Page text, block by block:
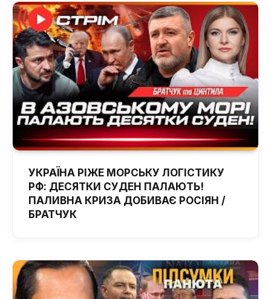
УКРАЇНА РІЖЕ МОРСЬКУ ЛОГІСТИКУ
РФ: ДЕСЯТКИ СУДЕН ПАЛАЮТЬ!
ПАЛИВНА КРИЗА ДОБИВАЄ РОСІЯН /
БРАТЧУК